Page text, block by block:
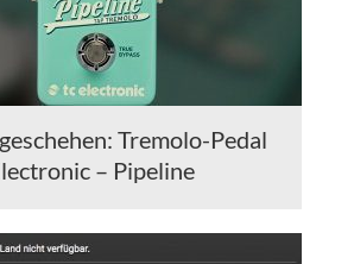
Tremolo-Pedal
– Pipeline